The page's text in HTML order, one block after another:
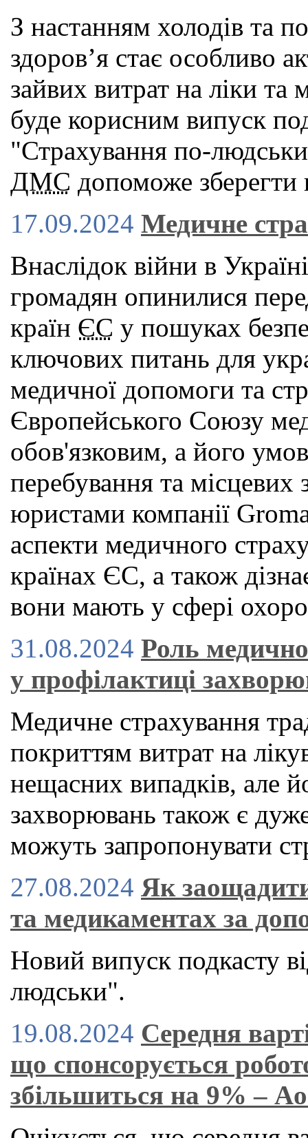
З настанням холодів та
здоров’я стає особливо
зайвих витрат на ліки та
буде корисним випуск
"Страхування по-
ДМС допоможе зберегти
17.09.2024 Медичне
Внаслідок війни в
громадян опинилися
країн ЄС у пошуках
ключових питань для
медичної допомоги та
Європейського Союзу
обов'язковим, а його
перебування та місцевих
юристами компанії
аспекти медичного
країнах ЄС, а також
вони мають у сфері
31.08.2024 Роль
у профілактиці
Медичне страхування
покриттям витрат на
нещасних випадків, але
захворювань також є
можуть запропонувати
27.08.2024 Як
та медикаментах за
Новий випуск подкасту
людськи".
19.08.2024 Середня
що спонсорується
збільшиться на 9% –